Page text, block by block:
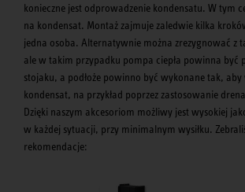
konieczne jest odprowadzenie kondensatu. W tym
na kondensat. Montaż zajmuje zaledwie kilka
jedna osoba. Alternatywnie można zrezygnować z
ale w takim przypadku pompa ciepła powinna być
stojaku, a podłoże powinno być wykonane tak, aby
kondensat, na przykład poprzez zastosowanie
Dzięki naszym akcesoriom możliwy jest wysokiej
w każdej sytuacji, przy minimalnym wysiłku.
rekomendacje: